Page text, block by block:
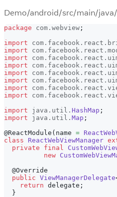
Demo/android/src/main/
package com . webview ;
import
com . facebook . react .
import
com . facebook . react .
import
com . facebook . react .
import
com . facebook . react .
import
com . facebook . react .
import
com . facebook . react .
import
com . facebook . react .
import
com . facebook . react .
import
java . util . HashMap ;
import
java . util . Map ;
@ReactModule ( name =
class
ReactWebViewManager
private
final
new
@Override
public ViewManagerDelegate
return delegate ;
}